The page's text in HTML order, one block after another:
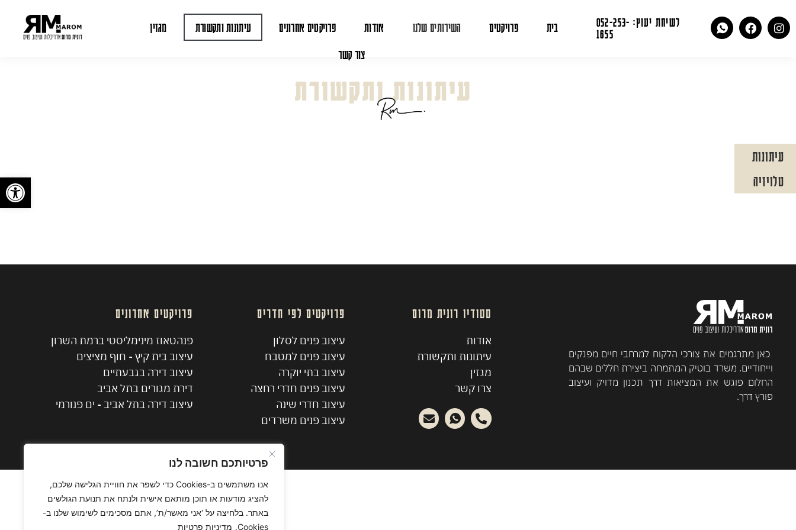
פרטיותכם חשובה לנו
אנו משתמשים ב-Cookies כדי לשפר את חוויית הגלישה שלכם,
להציג מודעות או תוכן מותאם אישית ולנתח את תנועת הגולשים
באתר. בלחיצה על ‘אני מאשר/ת’, אתם מסכימים לשימוש שלנו ב-
Cookies. מדיניות פרטיות
לשיחת יעוץ: 052-253-
1655
בית פרויקטים השירותים שלנו אודות פרויקטים אחרונים עיתונות ותקשורת
מגזין
צור קשר
עיתונות ותקשורת
עיתונות
טלויזיה
כאן מתרגמים את צורכי הלקוח למרחבי חיים מפנקים
וייחודיים. משרד בוטיק המתמחה ביצירת חללים שבהם
החלום פוגש את המציאות דרך תכנון מדויק ועיצוב
פורץ דרך.
סטודיו רונית מרום
אודות
עיתונות ותקשורת
מגזין
צרו קשר
פרויקטים לפי חדרים
עיצוב פנים לסלון
עיצוב פנים למטבח
עיצוב בתי יוקרה
עיצוב פנים חדרי רחצה
עיצוב חדרי שינה
עיצוב פנים משרדים
פרויקטים אחרונים
פנהטאוז מינימליסטי ברמת השרון
עיצוב בית קיץ - חוף מציצים
עיצוב דירה בגבעתיים
דירת מגורים בתל אביב
עיצוב דירה בתל אביב - ים פנורמי